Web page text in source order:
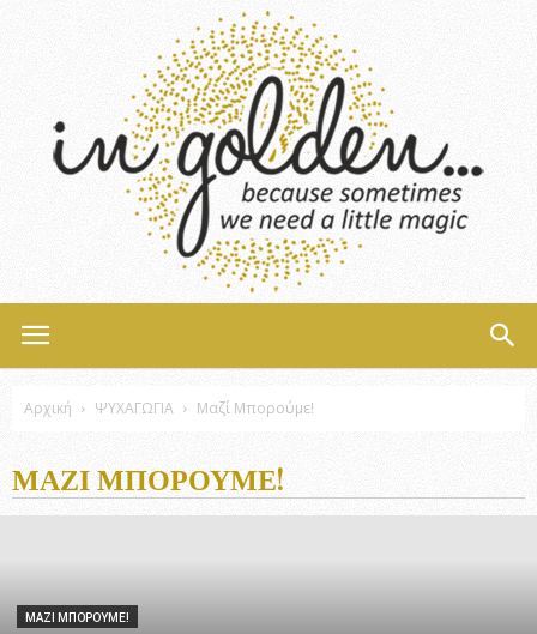
Αρχική ΨΥΧΑΓΩΓΙΑ Μαζί Μπορούμε!
ΜΑΖΊ ΜΠΟΡΟΎΜΕ!
ΜΑΖΊ ΜΠΟΡΟΎΜΕ!